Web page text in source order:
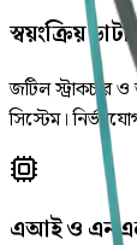
স্বয়ংক্রিয়
জটিল স্ট্রাকচার
সিস্টেম।
এআই ও